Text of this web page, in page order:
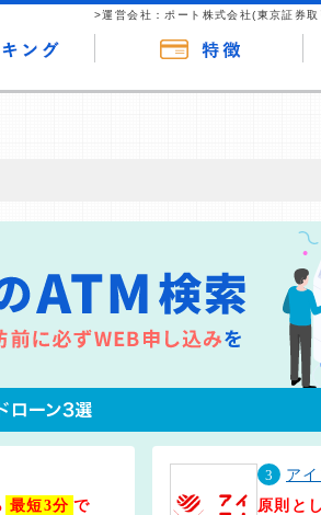
>運営会社：ポート株式会社(東京証券
品を根拠なくPRするものではなく、当編集
最短3分 で
3
ア
原則と